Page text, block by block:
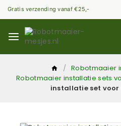
Gratis verzending vanaf €25,-
/ Robotmaaier
Robotmaaier installatie sets
installatie set voor